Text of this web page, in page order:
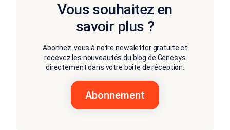
Vous souhaitez en
savoir plus ?
Abonnez-vous à notre newsletter gratuite et
recevez les nouveautés du blog de Genesys
directement dans votre boîte de réception.